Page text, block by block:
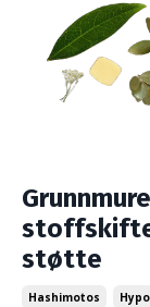
støtte
Hashimotos